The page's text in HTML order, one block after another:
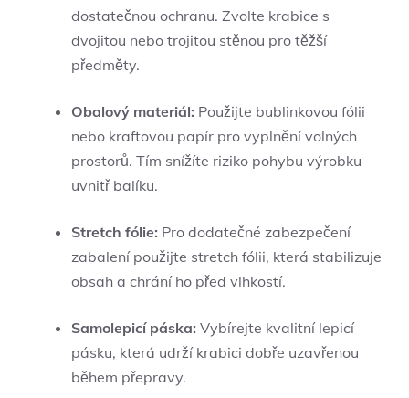
dostatečnou ochranu. Zvolte krabice s
dvojitou nebo trojitou stěnou pro těžší
předměty.
Obalový materiál: Použijte bublinkovou fólii
nebo kraftovou papír pro vyplnění volných
prostorů. Tím snížíte riziko pohybu výrobku
uvnitř balíku.
Stretch fólie: Pro dodatečné zabezpečení
zabalení použijte stretch fólii, která stabilizuje
obsah a chrání ho před vlhkostí.
Samolepicí páska: Vybírejte kvalitní lepicí
pásku, která udrží krabici dobře uzavřenou
během přepravy.